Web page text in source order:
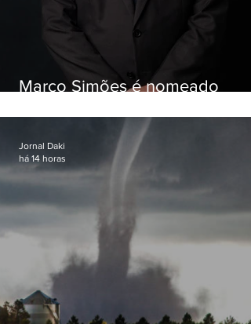
Marco Simões é nomeado
Jornal Daki
há 14 horas